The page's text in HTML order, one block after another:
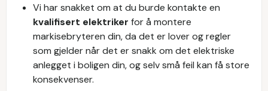
Vi har snakket om at du burde kontakte en
kvalifisert elektriker for å montere
markisebryteren din, da det er lover og regler
som gjelder når det er snakk om det elektriske
anlegget i boligen din, og selv små feil kan få store
konsekvenser.